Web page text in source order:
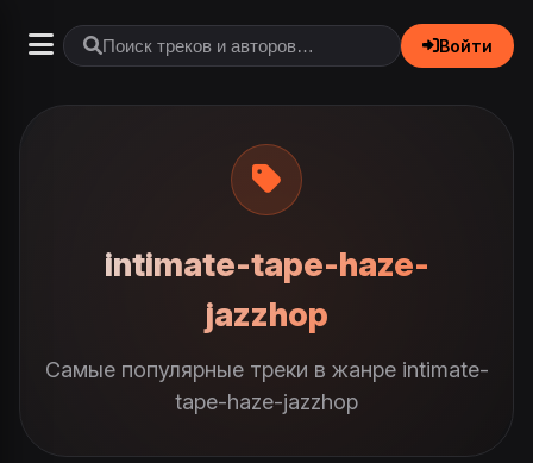
Войти
intimate-tape-haze-
jazzhop
Самые популярные треки в жанре intimate-
tape-haze-jazzhop